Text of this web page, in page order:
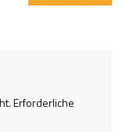
Erforderliche